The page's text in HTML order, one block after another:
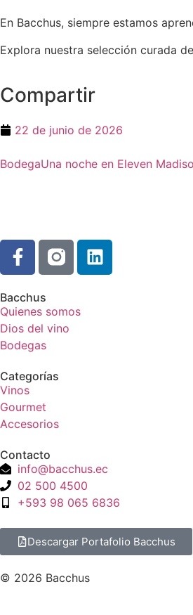
En Bacchus, siempre estamos
Explora nuestra selección curada
Compartir
22 de junio de 2026
BodegaUna noche en Eleven
Bacchus
Quienes somos
Dios del vino
Bodegas
Categorías
Vinos
Gourmet
Accesorios
Contacto
info@bacchus.ec
02 500 4500
+593 98 065 6836
Descargar Portafolio Bacchus
© 2026 Bacchus